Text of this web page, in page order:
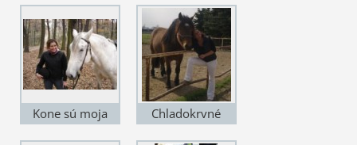
záchranu som
bojovala niekoľko
rokov.
Kone sú moja
Chladokrvné